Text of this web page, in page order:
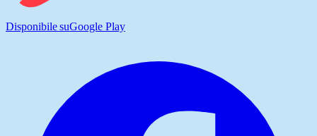
Disponibile suGoogle Play